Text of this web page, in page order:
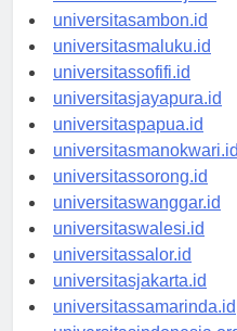
universitasmamuju.id
universitasambon.id
universitasmaluku.id
universitassofifi.id
universitasjayapura.id
universitaspapua.id
universitasmanokwari.id
universitassorong.id
universitaswanggar.id
universitaswalesi.id
universitassalor.id
universitasjakarta.id
universitassamarinda.id